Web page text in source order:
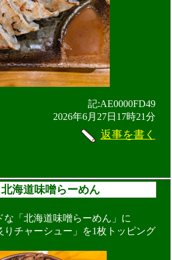
記:AE0000FD49
2026年6月27日17時21分
返事を書く
北海道味噌らーめん
な「北海道味噌らーめん」に
りチャーシュー」を1枚トッピング